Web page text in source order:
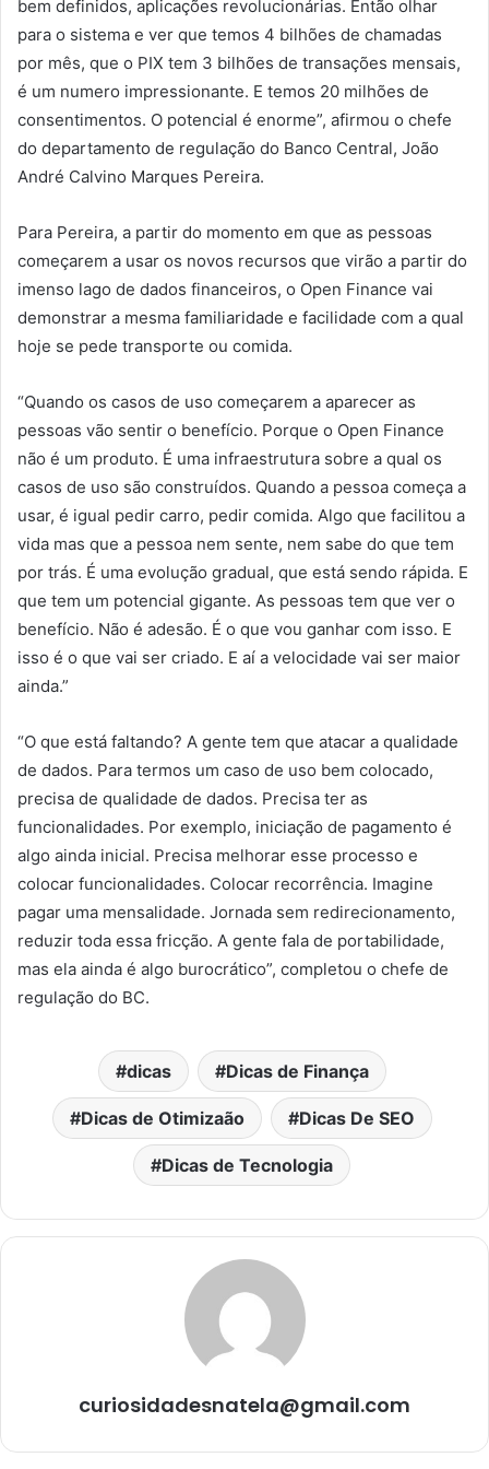
bem definidos, aplicações revolucionárias. Então olhar
para o sistema e ver que temos 4 bilhões de chamadas
por mês, que o PIX tem 3 bilhões de transações mensais,
é um numero impressionante. E temos 20 milhões de
consentimentos. O potencial é enorme”, afirmou o chefe
do departamento de regulação do Banco Central, João
André Calvino Marques Pereira.
Para Pereira, a partir do momento em que as pessoas
começarem a usar os novos recursos que virão a partir do
imenso lago de dados financeiros, o Open Finance vai
demonstrar a mesma familiaridade e facilidade com a qual
hoje se pede transporte ou comida.
“Quando os casos de uso começarem a aparecer as
pessoas vão sentir o benefício. Porque o Open Finance
não é um produto. É uma infraestrutura sobre a qual os
casos de uso são construídos. Quando a pessoa começa a
usar, é igual pedir carro, pedir comida. Algo que facilitou a
vida mas que a pessoa nem sente, nem sabe do que tem
por trás. É uma evolução gradual, que está sendo rápida. E
que tem um potencial gigante. As pessoas tem que ver o
benefício. Não é adesão. É o que vou ganhar com isso. E
isso é o que vai ser criado. E aí a velocidade vai ser maior
ainda.”
“O que está faltando? A gente tem que atacar a qualidade
de dados. Para termos um caso de uso bem colocado,
precisa de qualidade de dados. Precisa ter as
funcionalidades. Por exemplo, iniciação de pagamento é
algo ainda inicial. Precisa melhorar esse processo e
colocar funcionalidades. Colocar recorrência. Imagine
pagar uma mensalidade. Jornada sem redirecionamento,
reduzir toda essa fricção. A gente fala de portabilidade,
mas ela ainda é algo burocrático”, completou o chefe de
regulação do BC.
dicas Dicas de Finança
Dicas de Otimizaão Dicas De SEO
Dicas de Tecnologia
curiosidadesnatela@gmail.com